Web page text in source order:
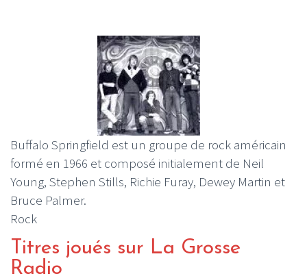
Buffalo Springfield est un groupe de rock américain
formé en 1966 et composé initialement de Neil
Young, Stephen Stills, Richie Furay, Dewey Martin et
Bruce Palmer.
Rock
Titres joués sur La Grosse
Radio